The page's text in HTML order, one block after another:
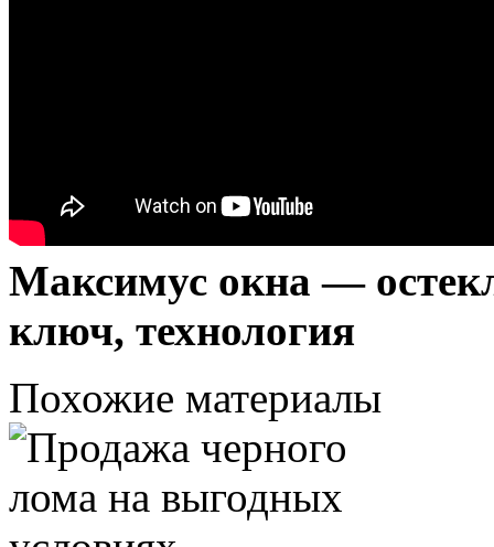
Максимус окна —
ключ, технология
Похожие материалы